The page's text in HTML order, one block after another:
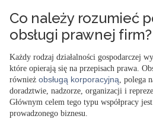
Co należy rozumieć
obsługi prawnej firm?
Każdy rodzaj działalności gospodarczej
które opierają się na przepisach prawa.
również obsługą korporacyjną, polega
doradztwie, nadzorze, organizacji i
Głównym celem tego typu współpracy jest
prowadzonego biznesu.